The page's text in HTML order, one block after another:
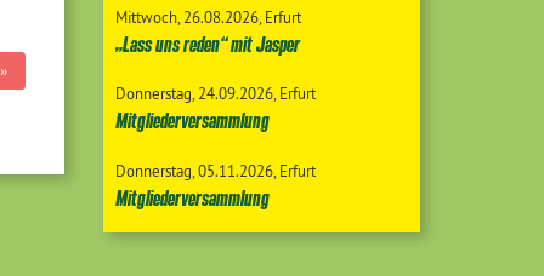
Mittwoch 26.08.2026 Erfurt
„Lass uns reden“ mit Jasper
Donnerstag 24.09.2026 Erfurt
Mitgliederversammlung
Donnerstag 05.11.2026 Erfurt
Mitgliederversammlung